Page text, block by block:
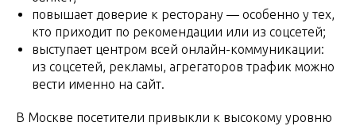
повышает доверие к ресторану — особенно у тех,
кто приходит по рекомендации или из соцсетей;
выступает центром всей онлайн-коммуникации:
из соцсетей, рекламы, агрегаторов трафик можно
вести именно на сайт.
В Москве посетители привыкли к высокому уровню